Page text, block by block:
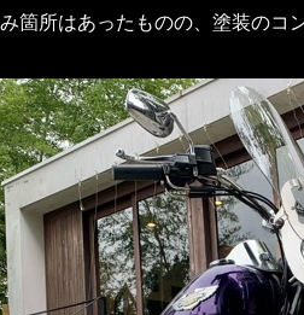
箇所はあったものの、塗装のコ